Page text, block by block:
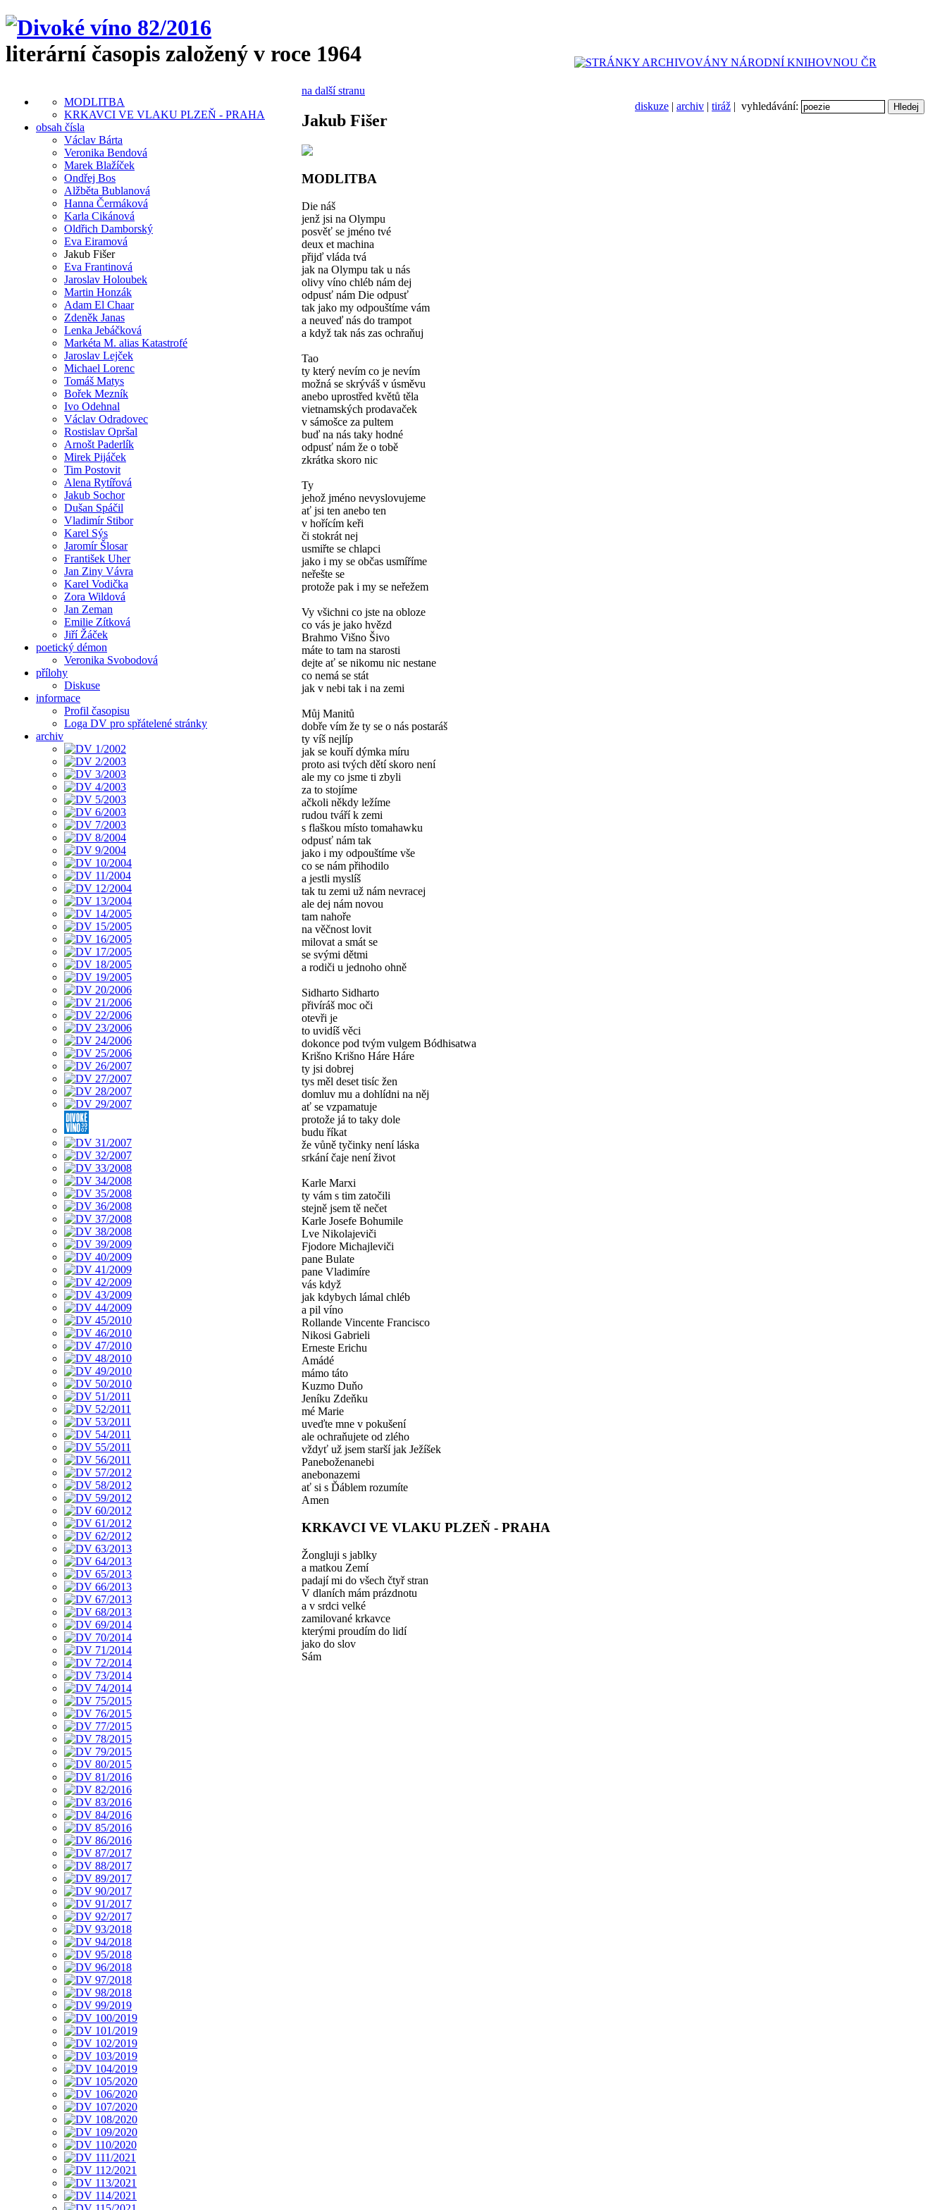
literární časopis založený v roce 1964
diskuze | archiv | tiráž | vyhledávání:
MODLITBA
KRKAVCI VE VLAKU PLZEŇ - PRAHA
obsah čísla
Václav Bárta
Veronika Bendová
Marek Blažíček
Ondřej Bos
Alžběta Bublanová
Hanna Čermáková
Karla Cikánová
Oldřich Damborský
Eva Eiramová
Jakub Fišer
Eva Frantinová
Jaroslav Holoubek
Martin Honzák
Adam El Chaar
Zdeněk Janas
Lenka Jebáčková
Markéta M. alias Katastrofé
Jaroslav Lejček
Michael Lorenc
Tomáš Matys
Bořek Mezník
Ivo Odehnal
Václav Odradovec
Rostislav Opršal
Arnošt Paderlík
Mirek Pijáček
Tim Postovit
Alena Rytířová
Jakub Sochor
Dušan Spáčil
Vladimír Stibor
Karel Sýs
Jaromír Šlosar
František Uher
Jan Ziny Vávra
Karel Vodička
Zora Wildová
Jan Zeman
Emilie Zítková
Jiří Žáček
poetický démon
Veronika Svobodová
přílohy
Diskuse
informace
Profil časopisu
Loga DV pro spřátelené stránky
archiv
na další stranu
Jakub Fišer
MODLITBA
Die náš
jenž jsi na Olympu
posvěť se jméno tvé
deux et machina
přijď vláda tvá
jak na Olympu tak u nás
olivy víno chléb nám dej
odpusť nám Die odpusť
tak jako my odpouštíme vám
a neuveď nás do trampot
a když tak nás zas ochraňuj
Tao
ty který nevím co je nevím
možná se skrýváš v úsměvu
anebo uprostřed květů těla
vietnamských prodavaček
v sámošce za pultem
buď na nás taky hodné
odpusť nám že o tobě
zkrátka skoro nic
Ty
jehož jméno nevyslovujeme
ať jsi ten anebo ten
v hořícím keři
či stokrát nej
usmiřte se chlapci
jako i my se občas usmíříme
neřešte se
protože pak i my se neřežem
Vy všichni co jste na obloze
co vás je jako hvězd
Brahmo Višno Šivo
máte to tam na starosti
dejte ať se nikomu nic nestane
co nemá se stát
jak v nebi tak i na zemi
Můj Manitů
dobře vím že ty se o nás postaráš
ty víš nejlíp
jak se kouří dýmka míru
proto asi tvých dětí skoro není
ale my co jsme ti zbyli
za to stojíme
ačkoli někdy ležíme
rudou tváří k zemi
s flaškou místo tomahawku
odpusť nám tak
jako i my odpouštíme vše
co se nám přihodilo
a jestli myslíš
tak tu zemi už nám nevracej
ale dej nám novou
tam nahoře
na věčnost lovit
milovat a smát se
se svými dětmi
a rodiči u jednoho ohně
Sidharto Sidharto
přivíráš moc oči
otevři je
to uvidíš věci
dokonce pod tvým vulgem Bódhisatwa
Krišno Krišno Háre Háre
ty jsi dobrej
tys měl deset tisíc žen
domluv mu a dohlídni na něj
ať se vzpamatuje
protože já to taky dole
budu říkat
že vůně tyčinky není láska
srkání čaje není život
Karle Marxi
ty vám s tim zatočili
stejně jsem tě nečet
Karle Josefe Bohumile
Lve Nikolajeviči
Fjodore Michajleviči
pane Bulate
pane Vladimíre
vás když
jak kdybych lámal chléb
a pil víno
Rollande Vincente Francisco
Nikosi Gabrieli
Erneste Erichu
Amádé
mámo táto
Kuzmo Duňo
Jeníku Zdeňku
mé Marie
uveďte mne v pokušení
ale ochraňujete od zlého
vždyť už jsem starší jak Ježíšek
Paneboženanebi
anebonazemi
ať si s Ďáblem rozumíte
Amen
KRKAVCI VE VLAKU PLZEŇ - PRAHA
Žongluji s jablky
a matkou Zemí
padají mi do všech čtyř stran
V dlaních mám prázdnotu
a v srdci velké
zamilované krkavce
kterými proudím do lidí
jako do slov
Sám